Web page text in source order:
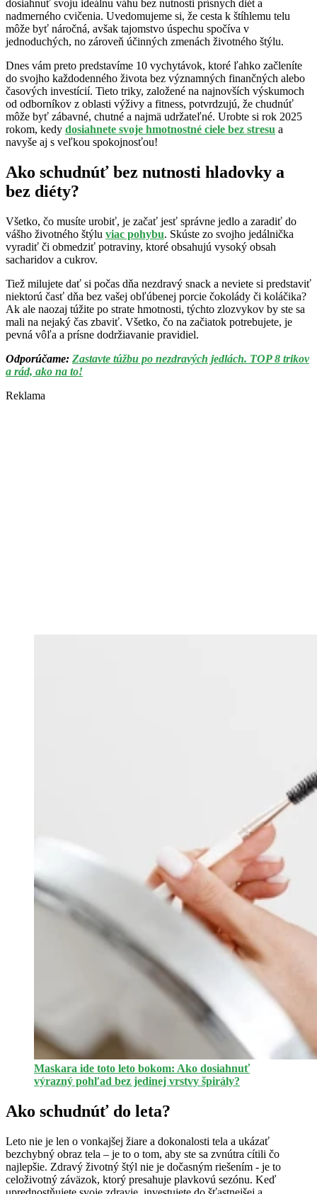
dosiahnuť svoju ideálnu váhu bez nutnosti prísnych diét a
nadmerného cvičenia. Uvedomujeme si, že cesta k štíhlemu telu
môže byť náročná, avšak tajomstvo úspechu spočíva v
jednoduchých, no zároveň účinných zmenách životného štýlu.
Dnes vám preto predstavíme 10 vychytávok, ktoré ľahko začleníte
do svojho každodenného života bez významných finančných alebo
časových investícií. Tieto triky, založené na najnovších výskumoch
od odborníkov z oblasti výživy a fitness, potvrdzujú, že chudnúť
môže byť zábavné, chutné a najmä udržateľné. Urobte si rok 2025
rokom, kedy dosiahnete svoje hmotnostné ciele bez stresu a
navyše aj s veľkou spokojnosťou!
Ako schudnúť bez nutnosti hladovky a
bez diéty?
Všetko, čo musíte urobiť, je začať jesť správne jedlo a zaradiť do
vášho životného štýlu viac pohybu. Skúste zo svojho jedálnička
vyradiť či obmedziť potraviny, ktoré obsahujú vysoký obsah
sacharidov a cukrov.
Tiež milujete dať si počas dňa nezdravý snack a neviete si predstaviť
niektorú časť dňa bez vašej obľúbenej porcie čokolády či koláčika?
Ak ale naozaj túžite po strate hmotnosti, týchto zlozvykov by ste sa
mali na nejaký čas zbaviť. Všetko, čo na začiatok potrebujete, je
pevná vôľa a prísne dodržiavanie pravidiel.
Odporúčame: Zastavte túžbu po nezdravých jedlách. TOP 8 trikov
a rád, ako na to!
Reklama
Maskara ide toto leto bokom: Ako dosiahnuť
výrazný pohľad bez jedinej vrstvy špirály?
Ako schudnúť do leta?
Leto nie je len o vonkajšej žiare a dokonalosti tela a ukázať
bezchybný obraz tela – je to o tom, aby ste sa zvnútra cítili čo
najlepšie. Zdravý životný štýl nie je dočasným riešením - je to
celoživotný záväzok, ktorý presahuje plavkovú sezónu. Keď